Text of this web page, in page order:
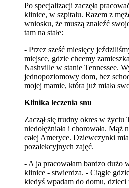
Po specjalizacji zaczęła
klinice, w szpitalu. Razem z
wniosku, że muszą znaleźć
tam na stałe:
- Przez sześć miesięcy
miejsce, gdzie chcemy
Nashville w stanie Tennessee.
jednopoziomowy dom, bez
mojej mamie, która już miała
Klinika leczenia snu
Zaczął się trudny okres w życiu
niedołężniała i chorowała. Mąż
całej Ameryce. Dziewczynki
pozalekcyjnych zajęć.
- A ja pracowałam bardzo dużo
klinice - stwierdza. - Ciągle
kiedyś wpadam do domu, dzieci